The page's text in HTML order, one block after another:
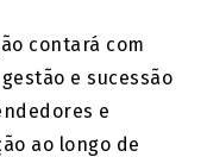
contará com
e sucessão
e
ao longo de